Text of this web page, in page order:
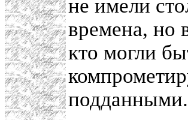
не имели
времена, но
кто могли
подданными.